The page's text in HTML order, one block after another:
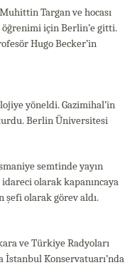
Targan ve hocası
için Berlin’e gitti.
Hugo Becker’in
yöneldi. Gazimihal’in
Berlin Üniversitesi
semtinde yayın
olarak kapanıncaya
şefi olarak görev aldı.
ve Türkiye Radyoları
Konservatuarı’nda